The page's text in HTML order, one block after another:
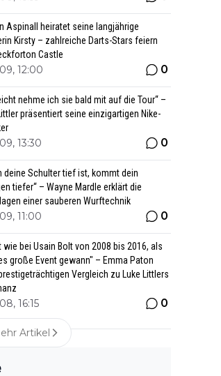
Aspinall heiratet seine langjährige
Kirsty – zahlreiche Darts-Stars feiern
Castle
12:00 0
nehme ich sie bald mit auf die Tour“ –
präsentiert seine einzigartigen Nike-
13:30 0
deine Schulter tief ist, kommt dein
tiefer“ – Wayne Mardle erklärt die
einer sauberen Wurftechnik
11:00 0
wie bei Usain Bolt von 2008 bis 2016, als
große Event gewann" – Emma Paton
Vergleich zu Luke Littlers
16:15 0
Artikel